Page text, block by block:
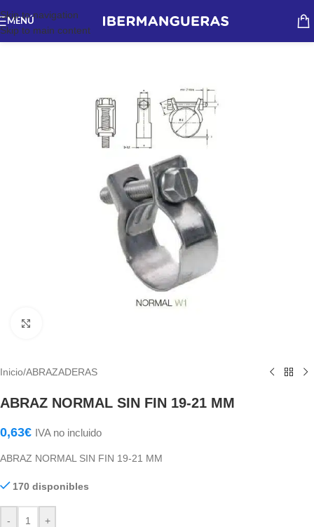
Skip to navigation
Skip to main content
MENÚ
Inicio/ABRAZADERAS
ABRAZ NORMAL SIN FIN 19-21 MM
0,63€ IVA no incluido
ABRAZ NORMAL SIN FIN 19-21 MM
170 disponibles
- +